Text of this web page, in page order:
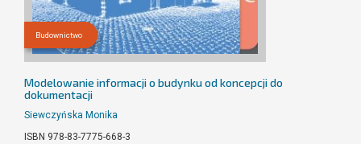
Budownictwo
Modelowanie informacji o budynku od koncepcji do
dokumentacji
Siewczyńska Monika
ISBN 978-83-7775-668-3